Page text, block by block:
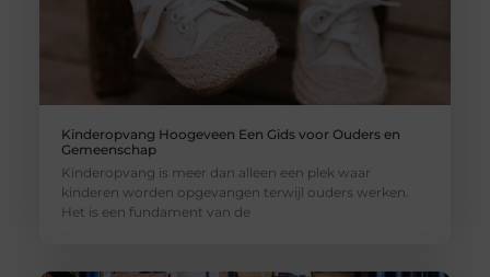
Kinderopvang Hoogeveen Een Gids voor Ouders en
Gemeenschap
Kinderopvang is meer dan alleen een plek waar
kinderen worden opgevangen terwijl ouders werken.
Het is een fundament van de